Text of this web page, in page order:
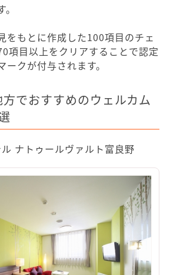
をもとに作成した100項目のチェ
項目以上をクリアすることで認定
クが付与されます。
でおすすめのウェルカム
ル ナトゥールヴァルト富良野